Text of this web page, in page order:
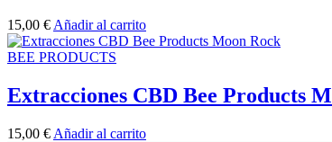
15,00 € Añadir al carrito
BEE PRODUCTS
Extracciones CBD Bee Products
15,00 € Añadir al carrito